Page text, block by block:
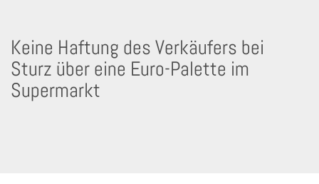
Keine Haftung des Verkäufers bei
Sturz über eine Euro-Palette im
Supermarkt